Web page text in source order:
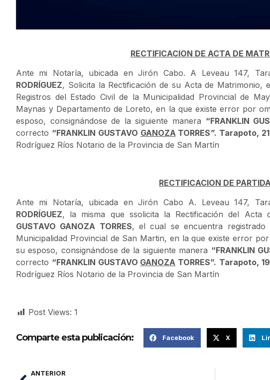
RECTIFICACION DE ACTA DE
Ante mi Notaría, ubicada en Jirón Cabo. A Leveau 147,
RODRÍGUEZ, Solicita la Rectificación de su Acta de Matrimonio,
Registros del Estado Civil de la Municipalidad Provincial de
Maynas y Departamento de Loreto, en la que existe error por
esposo, consignándose de la siguiente manera “FRANKLIN
correcto “FRANKLIN GUSTAVO GANOZA TORRES”. Tarapoto,
Rodríguez Ríos Notario de la Provincia de San Martín
RECTIFICACION DE
Ante mi Notaría, ubicada en Jirón Cabo A. Leveau 147,
RODRÍGUEZ, la misma que ssolicita la Rectificación del Acta
GUSTAVO GANOZA TORRES, el cual se encuentra
Municipalidad Provincial de San Martin, en la que existe error
su esposo, consignándose de la siguiente manera “FRANKLIN
correcto “FRANKLIN GUSTAVO GANOZA TORRES”. Tarapoto,
Rodríguez Ríos Notario de la Provincia de San Martín
Post Views: 1
Comparte esta publicación: Facebook X
ANTERIOR